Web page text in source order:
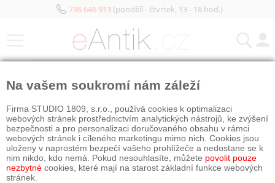
736 646 913(pondělí - čtvrtek, 13 - 18 hod.)
Na vašem soukromí nám záleží
Firma STUDIO 1809, s.r.o., používá cookies k optimalizaci
webových stránek prostřednictvím analytických nástrojů, ke zvýšení
bezpečnosti a pro personalizaci doručovaného obsahu v rámci
webových stránek i cíleného marketingu mimo nich. Cookies jsou
uloženy v naprostém bezpečí vašeho prohlížeče a nedostane se k
nim nikdo, kdo nemá. Pokud nesouhlasíte, můžete povolit pouze
nezbytné cookies, které mají na starost základní funkce webových
stránek.